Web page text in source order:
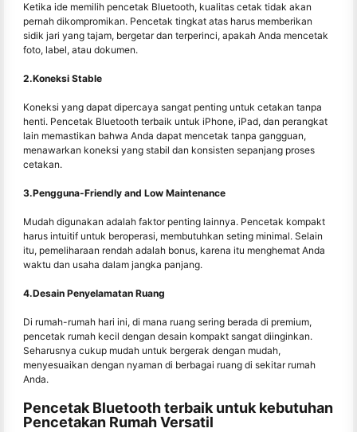
Ketika ide memilih pencetak Bluetooth, kualitas cetak tidak akan
pernah dikompromikan. Pencetak tingkat atas harus memberikan
sidik jari yang tajam, bergetar dan terperinci, apakah Anda mencetak
foto, label, atau dokumen.
2.Koneksi Stable
Koneksi yang dapat dipercaya sangat penting untuk cetakan tanpa
henti. Pencetak Bluetooth terbaik untuk iPhone, iPad, dan perangkat
lain memastikan bahwa Anda dapat mencetak tanpa gangguan,
menawarkan koneksi yang stabil dan konsisten sepanjang proses
cetakan.
3.Pengguna-Friendly and Low Maintenance
Mudah digunakan adalah faktor penting lainnya. Pencetak kompakt
harus intuitif untuk beroperasi, membutuhkan seting minimal. Selain
itu, pemeliharaan rendah adalah bonus, karena itu menghemat Anda
waktu dan usaha dalam jangka panjang.
4.Desain Penyelamatan Ruang
Di rumah-rumah hari ini, di mana ruang sering berada di premium,
pencetak rumah kecil dengan desain kompakt sangat diinginkan.
Seharusnya cukup mudah untuk bergerak dengan mudah,
menyesuaikan dengan nyaman di berbagai ruang di sekitar rumah
Anda.
Pencetak Bluetooth terbaik untuk kebutuhan
Pencetakan Rumah Versatil